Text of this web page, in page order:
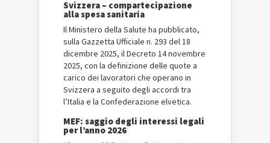
Svizzera – compartecipazione
alla spesa sanitaria
Il Ministero della Salute ha pubblicato,
sulla Gazzetta Ufficiale n. 293 del 18
dicembre 2025, il Decreto 14 novembre
2025, con la definizione delle quote a
carico dei lavoratori che operano in
Svizzera a seguito degli accordi tra
l’Italia e la Confederazione elvetica.
MEF: saggio degli interessi legali
per l’anno 2026